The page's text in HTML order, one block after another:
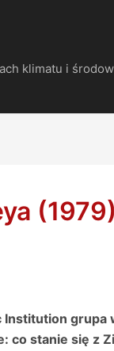
klimatu i
co stanie się z